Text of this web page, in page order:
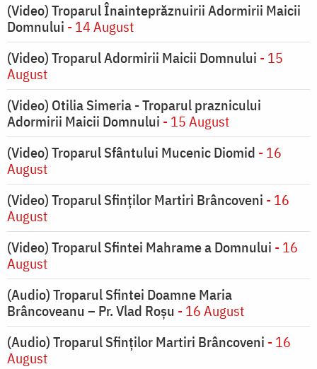
(Video) Troparul Înainteprăznuirii Adormirii Maicii
Domnului - 14 August
(Video) Troparul Adormirii Maicii Domnului - 15
August
(Video) Otilia Simeria - Troparul praznicului
Adormirii Maicii Domnului - 15 August
(Video) Troparul Sfântului Mucenic Diomid - 16
August
(Video) Troparul Sfinților Martiri Brâncoveni - 16
August
(Video) Troparul Sfintei Mahrame a Domnului - 16
August
(Audio) Troparul Sfintei Doamne Maria
Brâncoveanu – Pr. Vlad Roșu - 16 August
(Audio) Troparul Sfinților Martiri Brâncoveni - 16
August